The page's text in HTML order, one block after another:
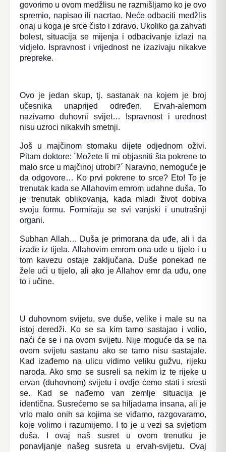
govorimo u ovom medžlisu ne razmišljamo ko je ovo
spremio, napisao ili nacrtao. Neće odbaciti medžlis
onaj u koga je srce čisto i zdravo. Ukoliko ga zahvati
bolest, situacija se mijenja i odbacivanje izlazi na
vidjelo. Ispravnost i vrijednost ne izazivaju nikakve
prepreke.
Ovo je jedan skup, tj. sastanak na kojem je broj
učesnika unaprijed određen. Ervah-alemom
nazivamo duhovni svijet… Ispravnost i urednost
nisu uzroci nikakvih smetnji.
Još u majčinom stomaku dijete odjednom oživi.
Pitam doktore: ´Možete li mi objasniti šta pokrene to
malo srce u majčinoj utrobi?´ Naravno, nemoguće je
da odgovore… Ko prvi pokrene to srce? Eto! To je
trenutak kada se Allahovim emrom udahne duša. To
je trenutak oblikovanja, kada mladi život dobiva
svoju formu. Formiraju se svi vanjski i unutrašnji
organi.
Subhan Allah… Duša je primorana da uđe, ali i da
izađe iz tijela. Allahovim emrom ona uđe u tijelo i u
tom kavezu ostaje zaključana. Duše ponekad ne
žele ući u tijelo, ali ako je Allahov emr da uđu, one
to i učine.
U duhovnom svijetu, sve duše, velike i male su na
istoj deredži. Ko se sa kim tamo sastajao i volio,
naći će se i na ovom svijetu. Nije moguće da se na
ovom svijetu sastanu ako se tamo nisu sastajale.
Kad izađemo na ulicu vidimo veliku gužvu, rijeku
naroda. Ako smo se susreli sa nekim iz te rijeke u
ervan (duhovnom) svijetu i ovdje ćemo stati i sresti
se. Kad se nađemo van zemlje situacija je
identična. Susrećemo se sa hiljadama insana, ali je
vrlo malo onih sa kojima se viđamo, razgovaramo,
koje volimo i razumijemo. I to je u vezi sa svjetlom
duša. I ovaj naš susret u ovom trenutku je
ponavljanje našeg susreta u ervah-svijetu. Ovaj